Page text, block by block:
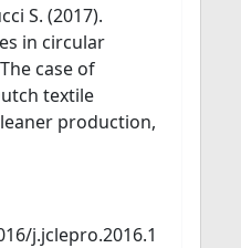
S. (2017).
in circular
case of
textile
production,
j.jclepro.2016.1